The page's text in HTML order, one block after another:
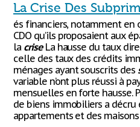
La Crise Des
és financiers, notamment en
CDO qu’ils proposaient aux
la criseLa hausse du taux
celle des taux des crédits
ménages ayant souscrits des
variable n’ont plus réussi à
mensuelles en forte hausse.
de biens immobiliers a décru
appartements et des